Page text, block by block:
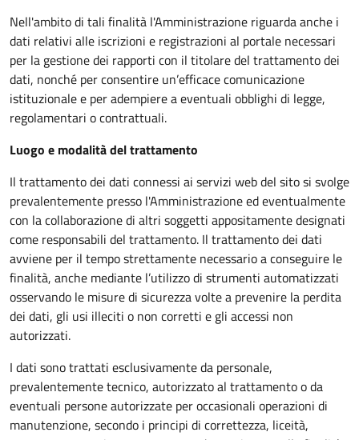
Nell'ambito di tali finalità l'Amministrazione riguarda anche i
dati relativi alle iscrizioni e registrazioni al portale necessari
per la gestione dei rapporti con il titolare del trattamento dei
dati, nonché per consentire un’efficace comunicazione
istituzionale e per adempiere a eventuali obblighi di legge,
regolamentari o contrattuali.
Luogo e modalità del trattamento
Il trattamento dei dati connessi ai servizi web del sito si svolge
prevalentemente presso l'Amministrazione ed eventualmente
con la collaborazione di altri soggetti appositamente designati
come responsabili del trattamento. Il trattamento dei dati
avviene per il tempo strettamente necessario a conseguire le
finalità, anche mediante l’utilizzo di strumenti automatizzati
osservando le misure di sicurezza volte a prevenire la perdita
dei dati, gli usi illeciti o non corretti e gli accessi non
autorizzati.
I dati sono trattati esclusivamente da personale,
prevalentemente tecnico, autorizzato al trattamento o da
eventuali persone autorizzate per occasionali operazioni di
manutenzione, secondo i principi di correttezza, liceità,